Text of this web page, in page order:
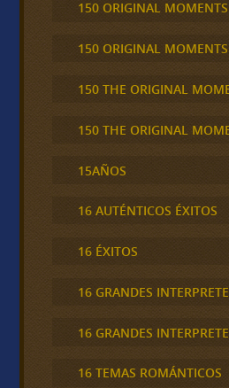
150 ORIGINAL
150 ORIGINAL
150 THE ORIGINAL
150 THE ORIGINAL
15AÑOS
16 AUTÉNTICOS ÉXITOS
16 ÉXITOS
16 GRANDES
16 GRANDES
16 TEMAS ROMÁNTICOS